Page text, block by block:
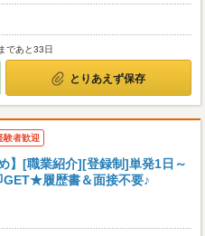
であと33日
とりあえず保存
験者歓迎
】[職業紹介][登録制]単発1日～
GET★履歴書＆面接不要♪